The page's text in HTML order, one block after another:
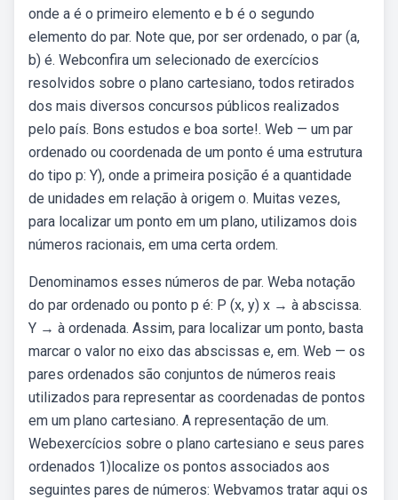
onde a é o primeiro elemento e b é o segundo
elemento do par. Note que, por ser ordenado, o par (a,
b) é. Webconfira um selecionado de exercícios
resolvidos sobre o plano cartesiano, todos retirados
dos mais diversos concursos públicos realizados
pelo país. Bons estudos e boa sorte!. Web — um par
ordenado ou coordenada de um ponto é uma estrutura
do tipo p: Y), onde a primeira posição é a quantidade
de unidades em relação à origem o. Muitas vezes,
para localizar um ponto em um plano, utilizamos dois
números racionais, em uma certa ordem.
Denominamos esses números de par. Weba notação
do par ordenado ou ponto p é: P (x, y) x → à abscissa.
Y → à ordenada. Assim, para localizar um ponto, basta
marcar o valor no eixo das abscissas e, em. Web — os
pares ordenados são conjuntos de números reais
utilizados para representar as coordenadas de pontos
em um plano cartesiano. A representação de um.
Webexercícios sobre o plano cartesiano e seus pares
ordenados 1)localize os pontos associados aos
seguintes pares de números: Webvamos tratar aqui os